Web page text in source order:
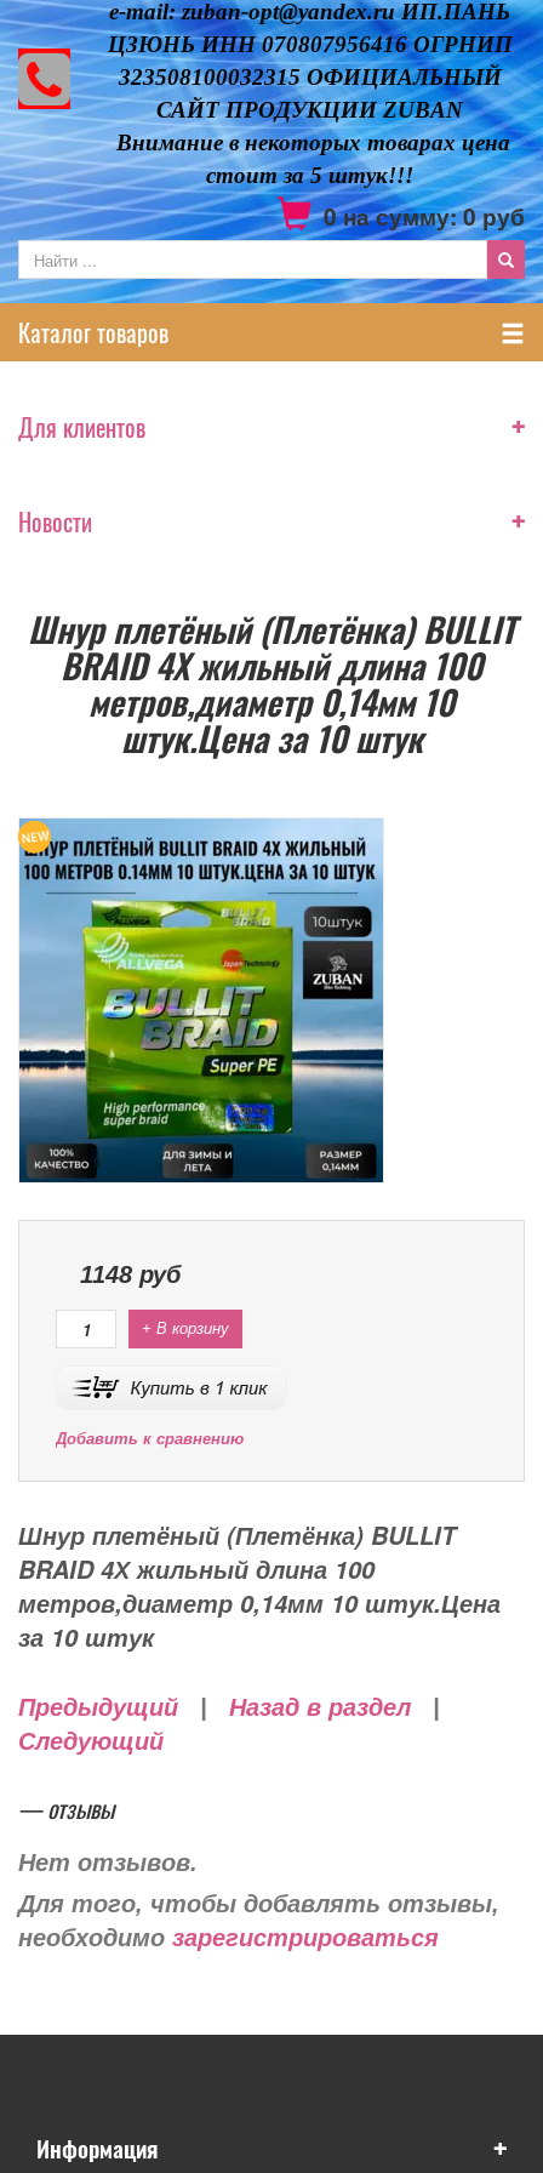
e-mail: zuban-opt@yandex.ru ИП.ПАНЬ
ЦЗЮНЬ ИНН 070807956416 ОГРНИП
323508100032315 ОФИЦИАЛЬНЫЙ
САЙТ ПРОДУКЦИИ ZUBAN
Внимание в некоторых товарах цена
стоит за 5 штук!!!
0на сумму:0руб
Каталог товаров
Для клиентов +
Новости +
Шнур плетёный (Плетёнка) BULLIT
BRAID 4Х жильный длина 100
метров,диаметр 0,14мм 10
штук.Цена за 10 штук
1148 руб
+ В корзину
Добавить к сравнению
Шнур плетёный (Плетёнка) BULLIT
BRAID 4Х жильный длина 100
метров,диаметр 0,14мм 10 штук.Цена
за 10 штук
Предыдущий Назад в раздел
Следующий
— отзывы
Нет отзывов.
Для того, чтобы добавлять отзывы,
необходимо зарегистрироваться
Информация +